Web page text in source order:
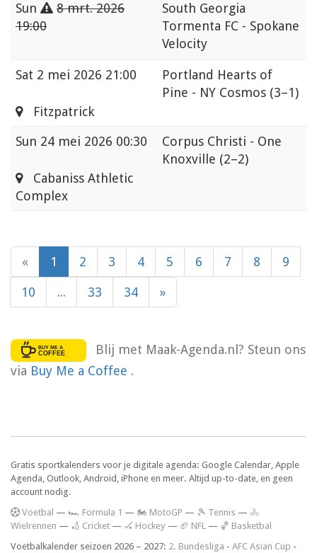
Sun
8 mrt. 2026
19:00
South Georgia
Tormenta FC - Spokane
Velocity
Sat 2 mei 2026 21:00
Portland Hearts of
Pine - NY Cosmos (3–1)
Fitzpatrick
Sun 24 mei 2026 00:30
Corpus Christi - One
Knoxville (2–2)
Cabaniss Athletic
Complex
« 1 2 3 4 5 6 7 8 9
10 ... 33 34 »
Blij met Maak-Agenda.nl? Steun ons
via Buy Me a Coffee .
Gratis sportkalenders voor je digitale agenda: Google Calendar, Apple
Agenda, Outlook, Android, iPhone en meer. Altijd up-to-date, en geen
account nodig.
Voetbal — 🏎️ Formula 1 — 🏍 MotoGP — 🎾 Tennis — 🚴
Wielrennen — 🏏 Cricket — 🏑 Hockey — 🏈 NFL — 🏀 Basketbal
Voetbalkalender seizoen 2026 – 2027: 2. Bundesliga - AFC Asian Cup -